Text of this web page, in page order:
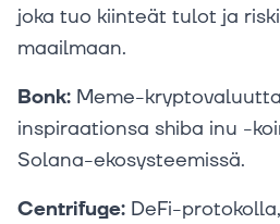
joka tuo kiinteät tulot ja
maailmaan.
Bonk: Meme-
inspiraationsa shiba inu -
Solana-ekosysteemissä.
Centrifuge: DeFi-